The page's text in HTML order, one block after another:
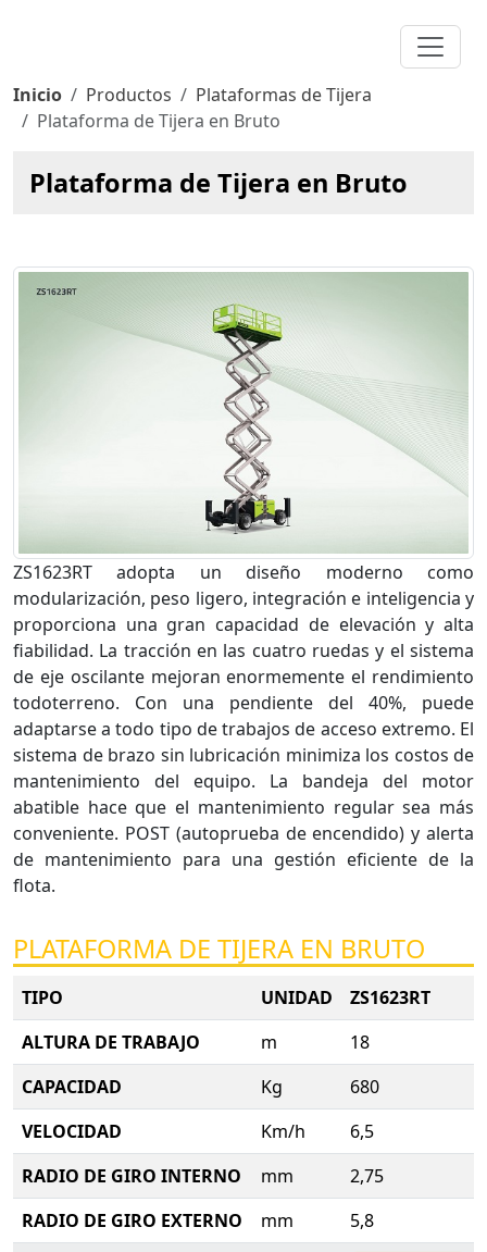
Inicio Productos
Plataformas de Tijera
Plataforma de Tijera en Bruto
Plataforma de Tijera en Bruto
ZS1623RT adopta un diseño moderno como
modularización, peso ligero, integración e inteligencia y
proporciona una gran capacidad de elevación y alta
fiabilidad. La tracción en las cuatro ruedas y el sistema
de eje oscilante mejoran enormemente el rendimiento
todoterreno. Con una pendiente del 40%, puede
adaptarse a todo tipo de trabajos de acceso extremo. El
sistema de brazo sin lubricación minimiza los costos de
mantenimiento del equipo. La bandeja del motor
abatible hace que el mantenimiento regular sea más
conveniente. POST (autoprueba de encendido) y alerta
de mantenimiento para una gestión eficiente de la
flota.
PLATAFORMA DE TIJERA EN BRUTO
TIPO UNIDAD
ZS1623RT
ALTURA DE TRABAJO
m
18
CAPACIDAD
Kg
680
VELOCIDAD
Km/h
6,5
RADIO DE GIRO INTERNO
mm
2,75
RADIO DE GIRO EXTERNO
mm
5,8